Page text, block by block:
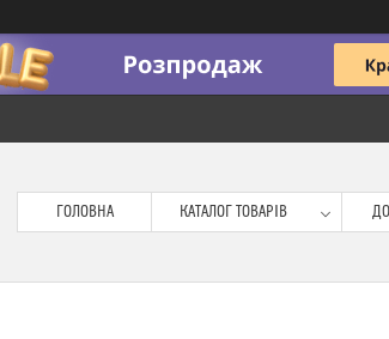
ГОЛОВНА КАТАЛОГ ТОВАРІВ